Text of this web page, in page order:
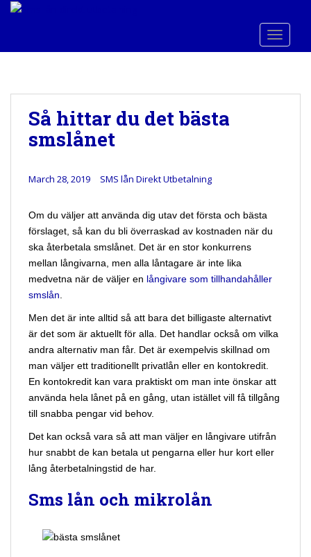
p
Så hittar du det bästa
smslånet
March 28, 2019 SMS lån Direkt Utbetalning
Om du väljer att använda dig utav det första och bästa
förslaget, så kan du bli överraskad av kostnaden när du
ska återbetala smslånet. Det är en stor konkurrens
mellan långivarna, men alla låntagare är inte lika
medvetna när de väljer en långivare som tillhandahåller
smslån
Men det är inte alltid så att bara det billigaste alternativt
är det som är aktuellt för alla. Det handlar också om vilka
andra alternativ man får. Det är exempelvis skillnad om
man väljer ett traditionellt privatlån eller en kontokredit.
En kontokredit kan vara praktiskt om man inte önskar att
använda hela lånet på en gång, utan istället vill få tillgång
till snabba pengar vid behov.
Det kan också vara så att man väljer en långivare utifrån
hur snabbt de kan betala ut pengarna eller hur kort eller
lång återbetalningstid de har.
Sms lån och mikrolån